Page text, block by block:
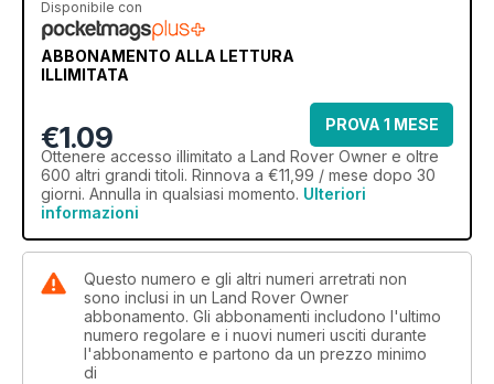
Disponibile con
ABBONAMENTO ALLA LETTURA
ILLIMITATA
€1.09
PROVA 1 MESE
Ottenere accesso illimitato a Land Rover Owner e oltre
600 altri grandi titoli. Rinnova a €11,99 / mese dopo 30
giorni. Annulla in qualsiasi momento. Ulteriori
informazioni
Questo numero e gli altri numeri arretrati non
sono inclusi in un Land Rover Owner
abbonamento. Gli abbonamenti includono l'ultimo
numero regolare e i nuovi numeri usciti durante
l'abbonamento e partono da un prezzo minimo
di